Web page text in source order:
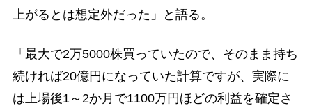
上がるとは想定外だった」と語る。
「最大で2万5000株買っていたので、そのまま持ち
続ければ20億円になっていた計算ですが、実際に
は上場後1～2か月で1100万円ほどの利益を確定さ